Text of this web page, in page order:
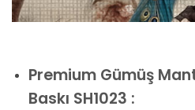
Premium Gümüş
Baskı SH1023 :